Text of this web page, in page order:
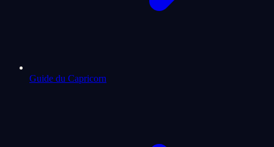
Guide du Capricorn